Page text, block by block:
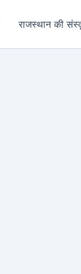
राजस्थान की